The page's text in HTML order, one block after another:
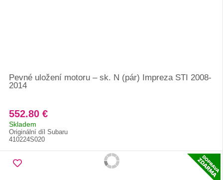
Pevné uložení motoru – sk. N (pár) Impreza STI 2008-
2014
552.80 €
Skladem
Originální díl Subaru
410224S020